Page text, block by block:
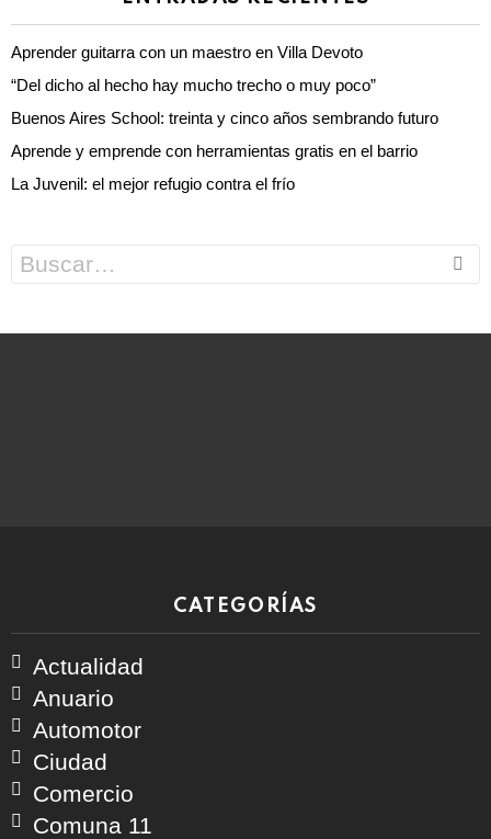
Aprender guitarra con un maestro en Villa Devoto
“Del dicho al hecho hay mucho trecho o muy poco”
Buenos Aires School: treinta y cinco años sembrando futuro
Aprende y emprende con herramientas gratis en el barrio
La Juvenil: el mejor refugio contra el frío
for:
CATEGORÍAS
Actualidad
Anuario
Automotor
Ciudad
Comercio
Comuna 11